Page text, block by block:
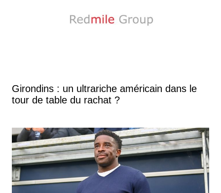
Girondins : un ultrariche américain dans le
tour de table du rachat ?